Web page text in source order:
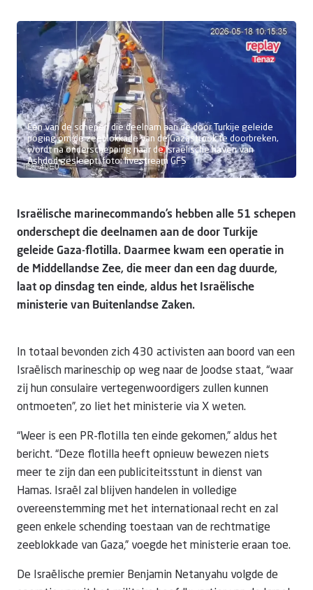
Doneer
Een van de schepen die deelnam aan de door Turkije geleide
poging om de zeeblokkade van de Gazastrook te doorbreken,
wordt na onderschepping naar de Israëlische haven van
Ashdod gesleept. foto: livestream GFS
Israëlische marinecommando’s hebben alle 51 schepen
onderschept die deelnamen aan de door Turkije
geleide Gaza-flotilla. Daarmee kwam een operatie in
de Middellandse Zee, die meer dan een dag duurde,
laat op dinsdag ten einde, aldus het Israëlische
ministerie van Buitenlandse Zaken.
In totaal bevonden zich 430 activisten aan boord van een
Israëlisch marineschip op weg naar de Joodse staat, “waar
zij hun consulaire vertegenwoordigers zullen kunnen
ontmoeten”, zo liet het ministerie via X weten.
“Weer is een PR-flotilla ten einde gekomen,” aldus het
bericht. “Deze flotilla heeft opnieuw bewezen niets
meer te zijn dan een publiciteitsstunt in dienst van
Hamas. Israël zal blijven handelen in volledige
overeenstemming met het internationaal recht en zal
geen enkele schending toestaan van de rechtmatige
zeeblokkade van Gaza,” voegde het ministerie eraan toe.
De Israëlische premier Benjamin Netanyahu volgde de